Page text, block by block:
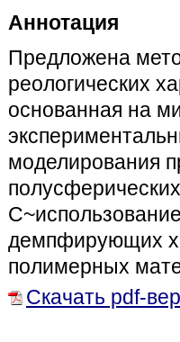
Аннотация
Предложена
реологических
основанная на
моделирования
демпфирующих
полимерных
Скачать pdf-